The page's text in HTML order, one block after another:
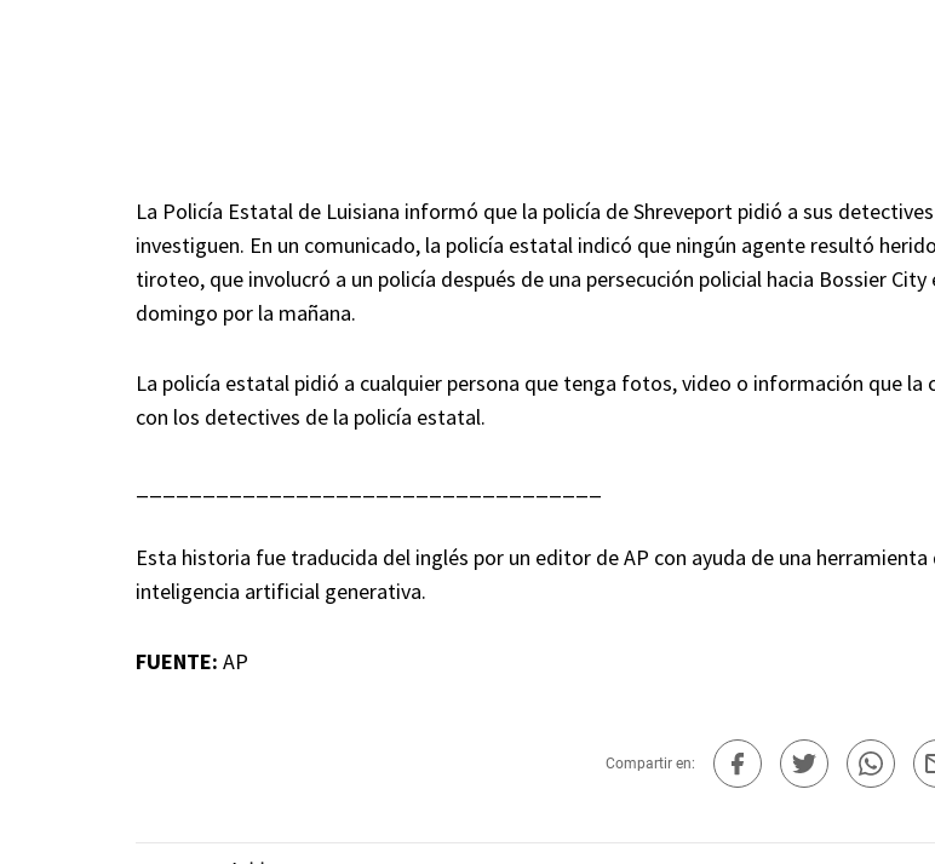
La Policía Estatal de Luisiana informó que la policía de Shreveport pidió a sus
investiguen. En un comunicado, la policía estatal indicó que ningún agente resultó
tiroteo, que involucró a un policía después de una persecución policial hacia Bossier City
domingo por la mañana.
La policía estatal pidió a cualquier persona que tenga fotos, video o información que la
con los detectives de la policía estatal.
Esta historia fue traducida del inglés por un editor de AP con ayuda de una herramienta
inteligencia artificial generativa.
FUENTE: AP
Compartir en: